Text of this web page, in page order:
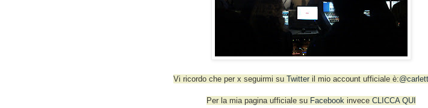
Vi ricordo che per x seguirmi su Twitter il mio account ufficiale è:
Per la mia pagina ufficiale su Facebook invece CLICCA QUI